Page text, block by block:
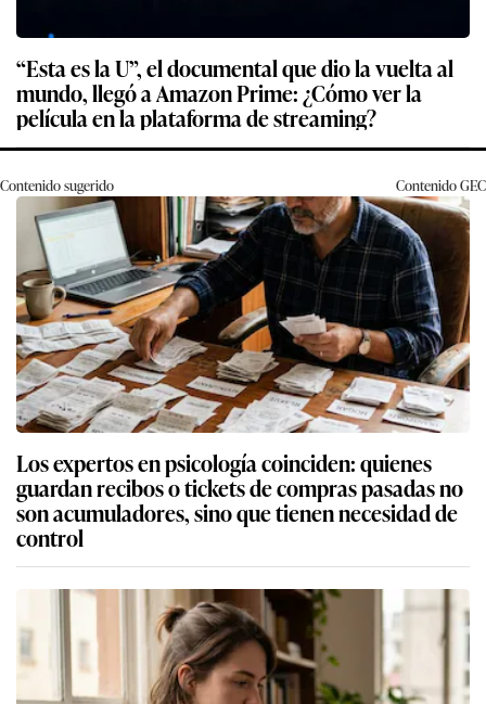
“Esta es la U”, el documental que dio la vuelta al
mundo, llegó a Amazon Prime: ¿Cómo ver la
película en la plataforma de streaming?
Contenido sugerido ContenidoGEC
Los expertos en psicología coinciden: quienes
guardan recibos o tickets de compras pasadas no
son acumuladores, sino que tienen necesidad de
control